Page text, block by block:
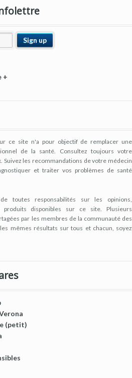
+
ce site n'a pour objectif de remplacer une
de la santé. Consultez toujours votre
Suivez les recommandations de votre médecin
et traiter vos problèmes de santé
toutes responsabilités sur les opinions,
produits disponibles sur ce site. Plusieurs
par les membres de la communauté des
mêmes résultats sur tous et chacun, soyez
(petit)